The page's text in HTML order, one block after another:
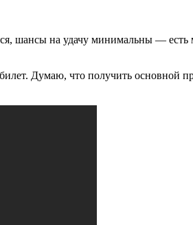
шансы на удачу минимальны — есть
Думаю, что получить основной